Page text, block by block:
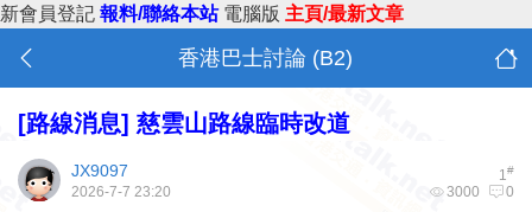
新會員登記 報料/聯絡本站 電腦版 主頁/最新文章
香港巴士討論 (B2)
[路線消息] 慈雲山路線臨時改道
1#
JX9097
3000 0
2026-7-7 23:20